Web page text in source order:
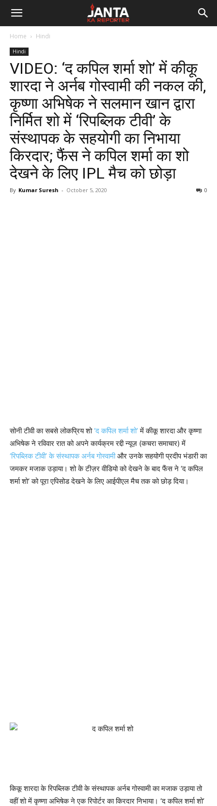
Janta
Reporter
Home Hindi
Hindi
VIDEO: ‘द कपिल शर्मा शो’ में कीकू
शारदा ने अर्नब गोस्वामी की नकल की,
कृष्णा अभिषेक ने सलमान खान द्वारा
निर्मित शो में ‘रिपब्लिक टीवी’ के
संस्थापक के सहयोगी का निभाया
किरदार; फैंस ने कपिल शर्मा का शो
देखने के लिए IPL मैच को छोड़ा
By Kumar Suresh - October 5, 2020 0
सोनी टीवी का सबसे लोकप्रिय शो‘द कपिल शर्मा शो’में कीकू शारदा और कृष्णा
अभिषेक ने रविवार रात को अपने कार्यक्रम रद्दी न्यूज़ (कचरा समाचार) में
‘रिपब्लिक टीवी’ के संस्थापक अर्नब गोस्वामीऔर उनके सहयोगी प्रदीप भंडारी का
जमकर मजाक उड़ाया। शो के टीज़र वीडियो को देखने के बाद फैंस ने ‘द कपिल
शर्मा शो’ को पूरा एपिसोड देखने के लिए आईपीएल मैच तक को छोड़ दिया।
किकू शारदा के रिपब्लिक टीवी के संस्थापक अर्नब गोस्वामी का मजाक उड़ाया तो
वहीं शो में कृष्णा अभिषेक ने एक रिपोर्टर का किरदार निभाया। ‘द कपिल शर्मा शो’